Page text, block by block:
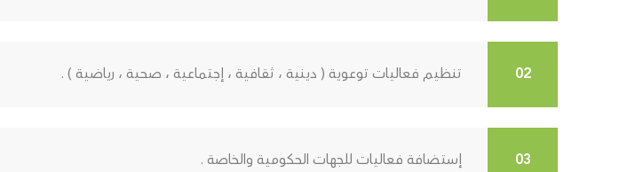
تنظيم فعاليات توعوية ( دينية ، ثقافية ، إجتماعية ، صحية ، رياضية ) .
إستضافة فعاليات للجهات الحكومية والخاصة .